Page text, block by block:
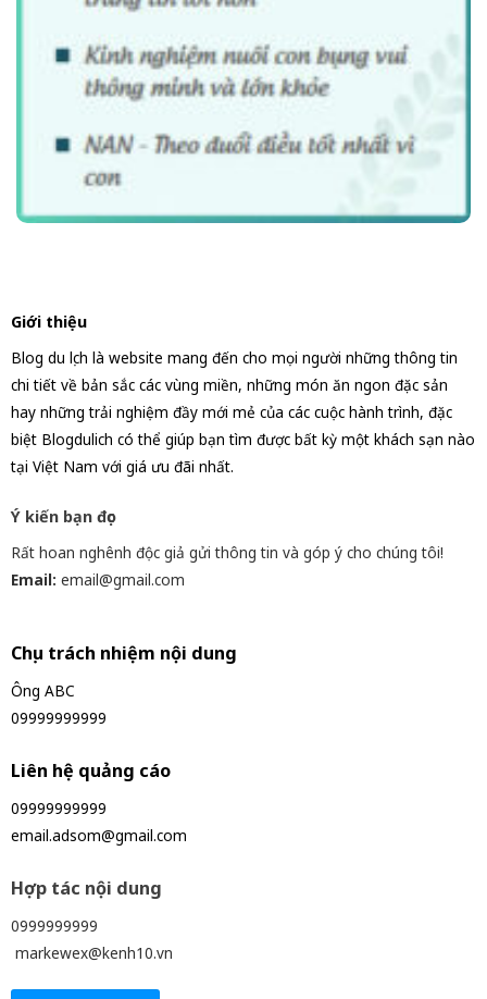
Giới thiệu
Blog du lịch là website mang đến cho mọi người những thông tin
chi tiết về bản sắc các vùng miền, những món ăn ngon đặc sản
hay những trải nghiệm đầy mới mẻ của các cuộc hành trình, đặc
biệt Blogdulich có thể giúp bạn tìm được bất kỳ một khách sạn nào
tại Việt Nam với giá ưu đãi nhất.
Ý kiến bạn đọc
Rất hoan nghênh độc giả gửi thông tin và góp ý cho chúng tôi!
Email: email@gmail.com
Chịu trách nhiệm nội dung
Ông ABC
09999999999
Liên hệ quảng cáo
09999999999
email.adsom@gmail.com
Hợp tác nội dung
0999999999
markewex@kenh10.vn